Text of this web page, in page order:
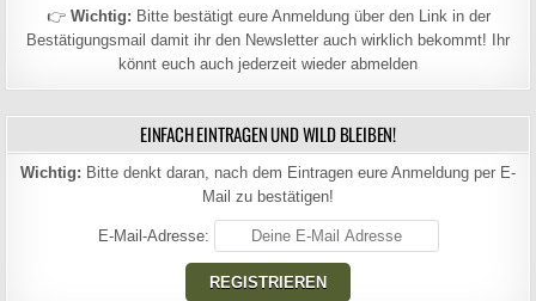
👉 Wichtig: Bitte bestätigt eure Anmeldung über den Link in der
Bestätigungsmail damit ihr den Newsletter auch wirklich bekommt! Ihr
könnt euch auch jederzeit wieder abmelden
EINFACH EINTRAGEN UND WILD BLEIBEN!
Wichtig: Bitte denkt daran, nach dem Eintragen eure Anmeldung per E-
Mail zu bestätigen!
E-Mail-Adresse: